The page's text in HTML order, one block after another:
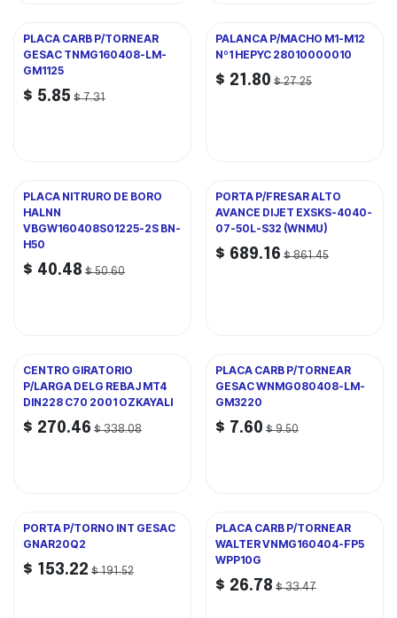
PLACA CARB P/TORNEAR
GESAC TNMG160408-LM-
GM1125
$ 5.85 $7.31
PALANCA P/MACHO M1-M12
Nº1 HEPYC 28010000010
$ 21.80 $27.25
PLACA NITRURO DE BORO
HALNN
VBGW160408S01225-2S BN-
H50
$ 40.48 $50.60
PORTA P/FRESAR ALTO
AVANCE DIJET EXSKS-4040-
07-50L-S32 (WNMU)
$ 689.16 $861.45
CENTRO GIRATORIO
P/LARGA DELG REBAJ MT4
DIN228 C70 2001 OZKAYALI
$ 270.46 $338.08
PLACA CARB P/TORNEAR
GESAC WNMG080408-LM-
GM3220
$ 7.60 $9.50
PORTA P/TORNO INT GESAC
GNAR20Q2
$ 153.22 $191.52
PLACA CARB P/TORNEAR
WALTER VNMG160404-FP5
WPP10G
$ 26.78 $33.47